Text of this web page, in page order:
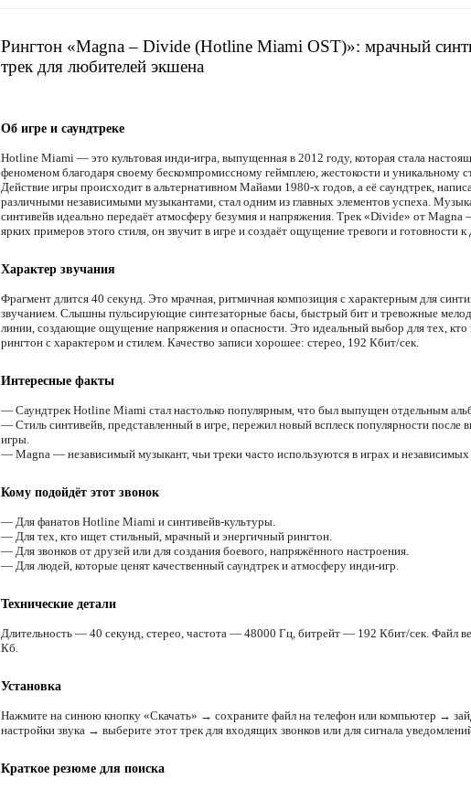
Рингтон «Magna – Divide (Hotline Miami OST)»: мрачный
трек для любителей экшена
Об игре и саундтреке
Hotline Miami — это культовая инди-игра, выпущенная в 2012 году, которая стала
феноменом благодаря своему бескомпромиссному геймплею, жестокости и уникальному
Действие игры происходит в альтернативном Майами 1980-х годов, а её саундтрек,
различными независимыми музыкантами, стал одним из главных элементов успеха.
синтивейв идеально передаёт атмосферу безумия и напряжения. Трек «Divide» от Magna
ярких примеров этого стиля, он звучит в игре и создаёт ощущение тревоги и готовности
Характер звучания
Фрагмент длится 40 секунд. Это мрачная, ритмичная композиция с характерным для
звучанием. Слышны пульсирующие синтезаторные басы, быстрый бит и тревожные
линии, создающие ощущение напряжения и опасности. Это идеальный выбор для тех,
рингтон с характером и стилем. Качество записи хорошее: стерео, 192 Кбит/сек.
Интересные факты
— Саундтрек Hotline Miami стал настолько популярным, что был выпущен отдельным
— Стиль синтивейв, представленный в игре, пережил новый всплеск популярности после
игры.
— Magna — независимый музыкант, чьи треки часто используются в играх и независимых
Кому подойдёт этот звонок
— Для фанатов Hotline Miami и синтивейв-культуры.
— Для тех, кто ищет стильный, мрачный и энергичный рингтон.
— Для звонков от друзей или для создания боевого, напряжённого настроения.
— Для людей, которые ценят качественный саундтрек и атмосферу инди-игр.
Технические детали
Длительность — 40 секунд, стерео, частота — 48000 Гц, битрейт — 192 Кбит/сек. Файл
Кб.
Установка
Нажмите на синюю кнопку «Скачать» → сохраните файл на телефон или компьютер →
настройки звука → выберите этот трек для входящих звонков или для сигнала
Краткое резюме для поиска